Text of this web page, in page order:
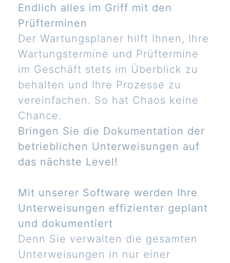
Endlich alles im Griff mit den
Prüfterminen
Der Wartungsplaner hilft Ihnen, Ihre
Wartungstermine und Prüftermine
im Geschäft stets im Überblick zu
behalten und Ihre Prozesse zu
vereinfachen. So hat Chaos keine
Chance.
Bringen Sie die Dokumentation der
betrieblichen Unterweisungen auf
das nächste Level!
Mit unserer Software werden Ihre
Unterweisungen effizienter geplant
und dokumentiert
Denn Sie verwalten die gesamten
Unterweisungen in nur einer